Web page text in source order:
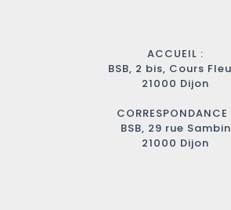
ACCUEIL :
BSB, 2 bis, Cours
21000 Dijon
CORRESPONDANCE
BSB, 29 rue Sambin
21000 Dijon